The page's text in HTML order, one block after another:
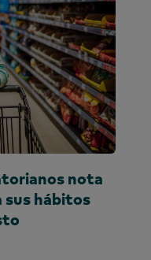
nota
sus hábitos